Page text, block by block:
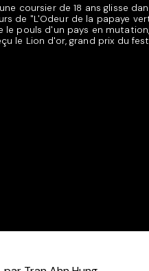
coursier de 18 ans glisse
de "L'Odeur de la papaye
le pouls d'un pays en
le Lion d'or, grand prix du